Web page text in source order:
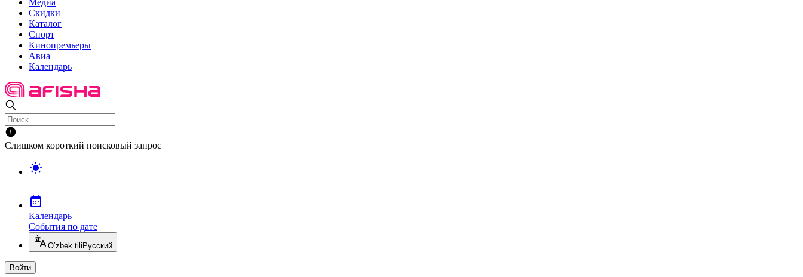
Медиа
Скидки
Каталог
Спорт
Кинопремьеры
Авиа
Календарь
Слишком короткий поисковый запрос
Календарь
События по дате
O’zbek tili Русский
Войти